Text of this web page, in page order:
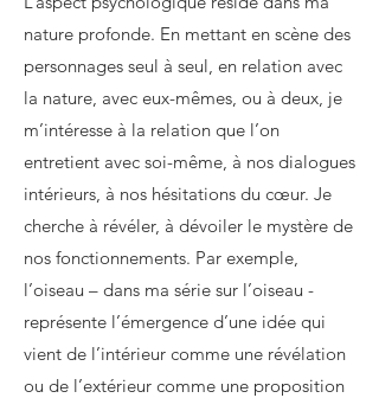
nature profonde. En mettant en scène des
personnages seul à seul, en relation avec
la nature, avec eux-mêmes, ou à deux, je
m’intéresse à la relation que l’on
entretient avec soi-même, à nos dialogues
intérieurs, à nos hésitations du cœur. Je
cherche à révéler, à dévoiler le mystère de
nos fonctionnements. Par exemple,
l’oiseau – dans ma série sur l’oiseau -
représente l’émergence d’une idée qui
vient de l’intérieur comme une révélation
ou de l’extérieur comme une proposition